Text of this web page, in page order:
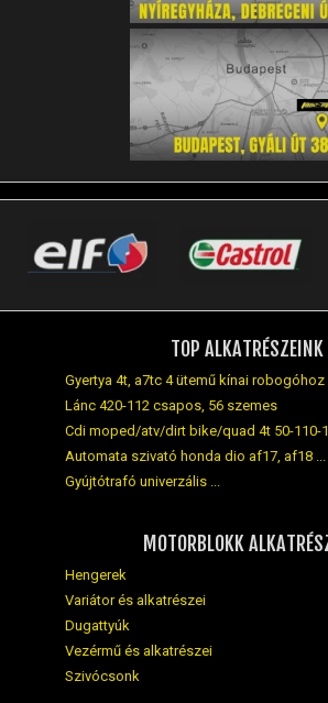
TOP ALKATRÉSZEINK
Gyertya 4t, a7tc 4 ütemű kínai robogóhoz
Lánc 420-112 csapos, 56 szemes
Cdi moped/atv/dirt bike/quad 4t 50-110-
Automata szivató honda dio af17, af18 ...
Gyújtótrafó univerzális ...
MOTORBLOKK
Hengerek
Variátor és alkatrészei
Dugattyúk
Vezérmű és alkatrészei
Szivócsonk